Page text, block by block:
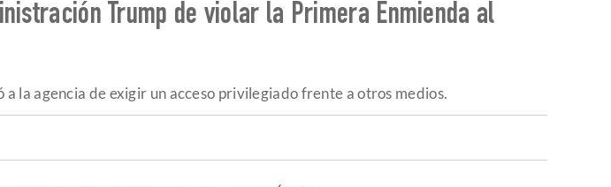
Trump de violar la Primera Enmienda al
la agencia de exigir un acceso privilegiado frente a otros medios.